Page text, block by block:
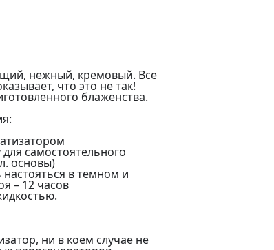
нежный, кремовый. Все
что это не так!
блаженства.
самостоятельного
основы)
в темном и
– 12 часов
ни в коем случае не